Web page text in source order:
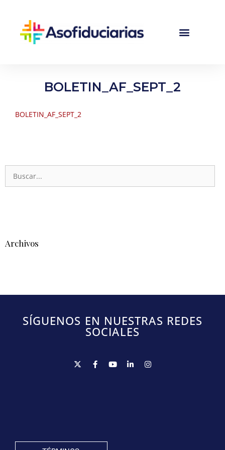
BOLETIN_AF_SEPT_2
BOLETIN_AF_SEPT_2
Archivos
SÍGUENOS EN NUESTRAS REDES
SOCIALES